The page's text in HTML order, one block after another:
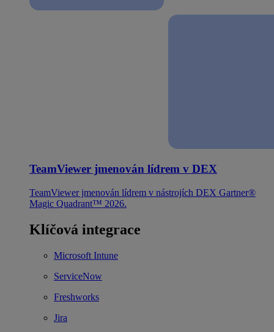
TeamViewer jmenován lídrem v DEX
TeamViewer jmenován lídrem v nástrojích DEX Gartner®
Magic Quadrant™ 2026.
Klíčová integrace
Microsoft Intune
ServiceNow
Freshworks
Jira